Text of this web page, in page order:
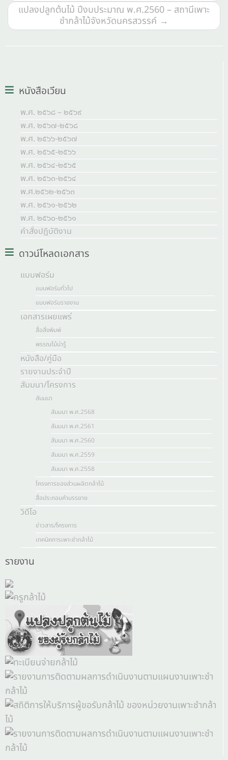
แปลงปลูกต้นไม้ ปีงบประมาณ พ.ศ.2560 – สถานีเพาะ
ชำกล้าไม้จังหวัดนครสวรรค์ →
หนังสือเวียน
พ.ศ. ๒๕๖๘ – ๒๕๖๙
พ.ศ. ๒๕๖๗-๒๕๖๘
พ.ศ. ๒๕๖๖-๒๕๖๗
พ.ศ. ๒๕๖๕-๒๕๖๖
พ.ศ. ๒๕๖๔-๒๕๖๕
พ.ศ. ๒๕๖๓-๒๕๖๔
พ.ศ.๒๕๖๒-๒๕๖๓
พ.ศ. ๒๕๖๑-๒๕๖๒
พ.ศ. ๒๕๖๐-๒๕๖๑
คำสั่งปฏิบัติงาน
ดาวน์โหลดเอกสาร
แบบฟอร์ม
แบบฟอร์มทั่วไป
แบบฟอร์มรายงาน
เอกสารเผยแพร่
สื่อสิ่งพิมพ์
พรรณไม้น่ารู้
หนังสือ/คู่มือ
รายงานประจำปี
สัมมนา/โครงการ
สัมมนา
สัมมนา พ.ศ.2568
สัมมนา พ.ศ.2561
สัมมนา พ.ศ.2560
สัมมนา พ.ศ.2559
สัมมนา พ.ศ.2558
โครงการของส่วนผลิตกล้าไม้
สื่อประกอบคำบรรยาย
วิดีโอ
ข่าวสาร/โครงการ
เทคนิคการเพาะชำกล้าไม้
รายงาน